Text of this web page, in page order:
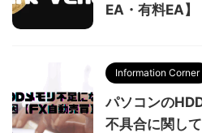
EA・有料EA】
Information Corner
パソコンの
不具合に関し